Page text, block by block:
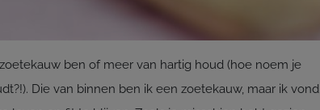
ben of meer van hartig houd (hoe noem je
Die van binnen ben ik een zoetekauw, maar ik vond